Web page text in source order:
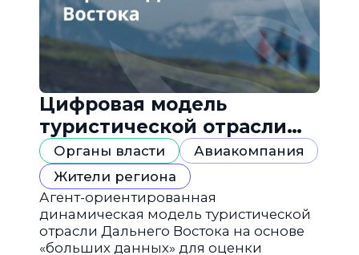
Цифровая модель
туристической отрасли
Дальнего Востока
Органы власти
Авиакомпания
Жители региона
Агент-ориентированная
динамическая модель туристической
отрасли Дальнего Востока на основе
«больших данных» для оценки